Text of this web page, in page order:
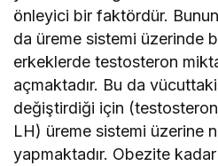
önleyici bir faktördür. Bunun
da üreme sistemi üzerinde
erkeklerde testosteron
açmaktadır. Bu da
değiştirdiği için
LH) üreme sistemi üzerine
yapmaktadır. Obezite kadar